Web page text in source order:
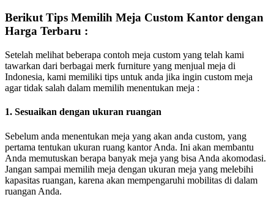
Berikut Tips Memilih Meja Custom Kantor dengan
Harga Terbaru :
Setelah melihat beberapa contoh meja custom yang telah kami
tawarkan dari berbagai merk furniture yang menjual meja di
Indonesia, kami memiliki tips untuk anda jika ingin custom meja
agar tidak salah dalam memilih menentukan meja :
1. Sesuaikan dengan ukuran ruangan
Sebelum anda menentukan meja yang akan anda custom, yang
pertama tentukan ukuran ruang kantor Anda. Ini akan membantu
Anda memutuskan berapa banyak meja yang bisa Anda akomodasi.
Jangan sampai memilih meja dengan ukuran meja yang melebihi
kapasitas ruangan, karena akan mempengaruhi mobilitas di dalam
ruangan Anda.